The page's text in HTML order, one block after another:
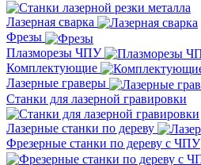
Лазерная сварка
Фрезы
Плазморезы ЧПУ
Комплектующие
Лазерные граверы
Станки для лазерной гравировки
Лазерные станки по дереву
Фрезерные станки по дереву с ЧПУ